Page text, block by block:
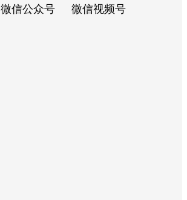
微信公众号 微信视频号